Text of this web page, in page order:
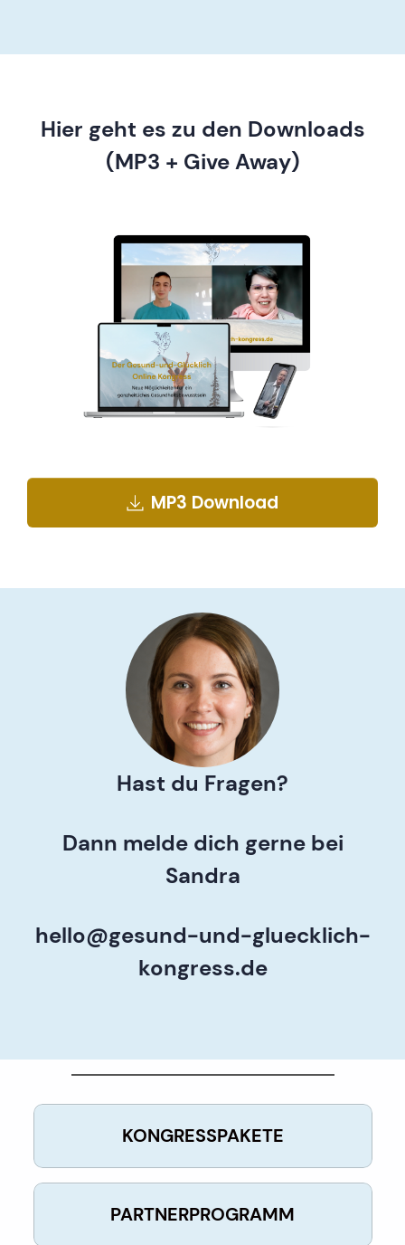
Hier geht es zu den Downloads
(MP3 + Give Away)
MP3 Download
Hast du Fragen?
Dann melde dich gerne bei
Sandra
hello@gesund-und-gluecklich-
kongress.de
KONGRESSPAKETE
PARTNERPROGRAMM